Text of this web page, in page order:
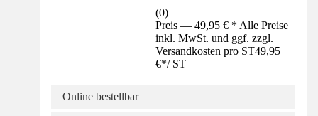
(0)
Preis — 49,95 € * Alle Preise
inkl. MwSt. und ggf. zzgl.
Versandkosten pro ST49,95
€*/ ST
Online bestellbar